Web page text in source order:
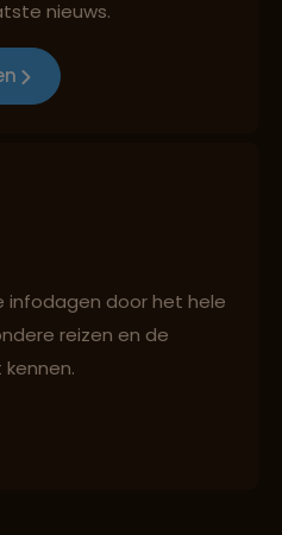
nieuws.
infodagen door het hele
reizen en de